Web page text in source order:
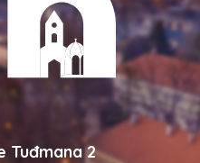
Tuđmana 2